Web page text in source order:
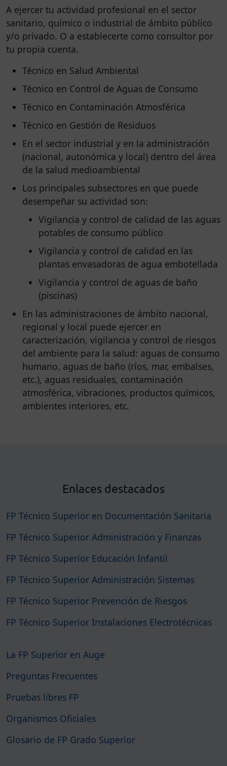
A ejercer tu actividad profesional en el sector
sanitario, químico o industrial de ámbito público
y/o privado. O a establecerte como consultor por
tu propia cuenta.
Técnico en Salud Ambiental
Técnico en Control de Aguas de Consumo
Técnico en Contaminación Atmosférica
Técnico en Gestión de Residuos
En el sector industrial y en la administración
(nacional, autonómica y local) dentro del área
de la salud medioambiental
Los principales subsectores en que puede
desempeñar su actividad son:
Vigilancia y control de calidad de las aguas
potables de consumo público
Vigilancia y control de calidad en las
plantas envasadoras de agua embotellada
Vigilancia y control de aguas de baño
(piscinas)
En las administraciones de ámbito nacional,
regional y local puede ejercer en
caracterización, vigilancia y control de riesgos
del ambiente para la salud: aguas de consumo
humano, aguas de baño (ríos, mar, embalses,
etc.), aguas residuales, contaminación
atmosférica, vibraciones, productos químicos,
ambientes interiores, etc.
Enlaces destacados
FP Técnico Superior en Documentación Sanitaria
FP Técnico Superior Administración y Finanzas
FP Técnico Superior Educación Infantil
FP Técnico Superior Administración Sistemas
FP Técnico Superior Prevención de Riesgos
FP Técnico Superior Instalaciones Electrotécnicas
La FP Superior en Auge
Preguntas Frecuentes
Pruebas libres FP
Organismos Oficiales
Glosario de FP Grado Superior